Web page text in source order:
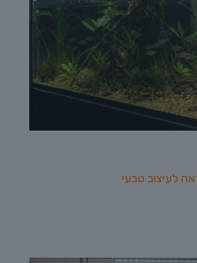
לעיצוב טבעי